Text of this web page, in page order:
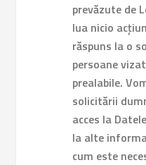
prevăzute de
lua nicio
răspuns la o
persoane
prealabile.
solicitării
acces la
la alte
cum este